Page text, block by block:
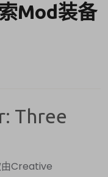
Mod装备
Three
Creative